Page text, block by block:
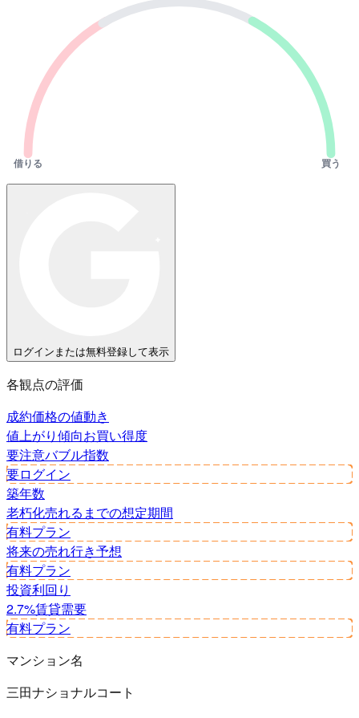
借りる 買う
ログインまたは無料登録して表示
各観点の評価
成約価格の値動き
値上がり傾向お買い得度
要注意バブル指数
要ログイン
築年数
老朽化売れるまでの想定期間
有料プラン
将来の売れ行き予想
有料プラン
投資利回り
2.7%賃貸需要
有料プラン
マンション名
三田ナショナルコート